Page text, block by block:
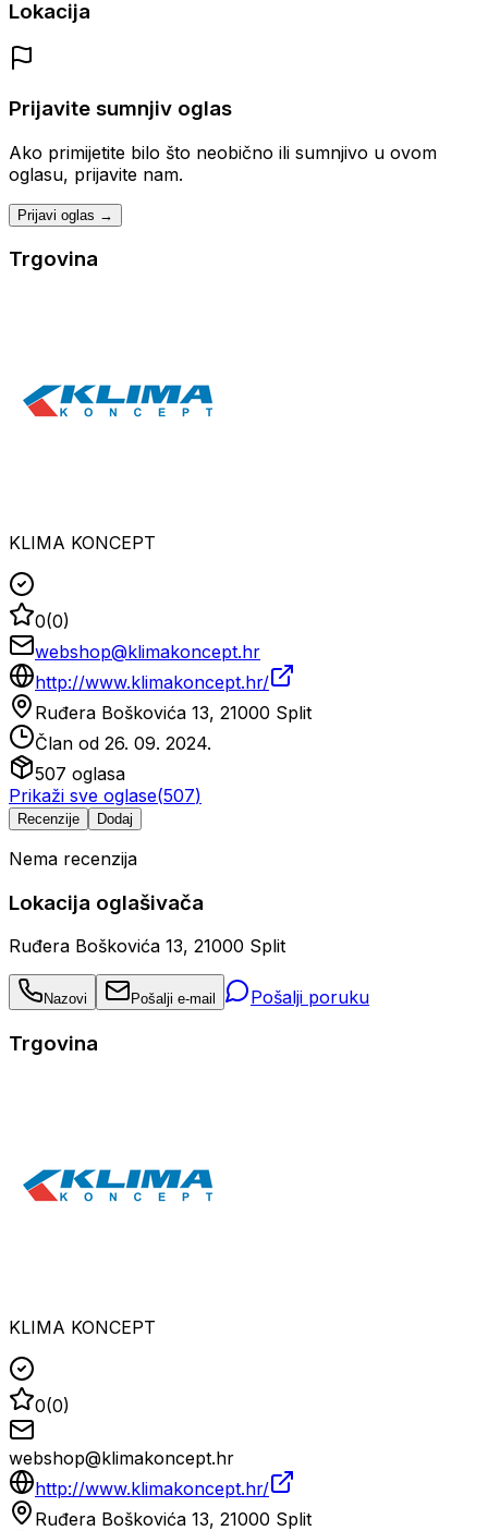
Lokacija
Prijavite sumnjiv oglas
Ako primijetite bilo što neobično ili sumnjivo u ovom
oglasu, prijavite nam.
Prijavi oglas →
Trgovina
KLIMA KONCEPT
0(0)
webshop@klimakoncept.hr
http://www.klimakoncept.hr/
Ruđera Boškovića 13, 21000 Split
Član od 26. 09. 2024.
507 oglasa
Prikaži sve oglase(507)
Recenzije Dodaj
Nema recenzija
Lokacija oglašivača
Ruđera Boškovića 13, 21000 Split
Nazovi Pošalji e-mail Pošalji poruku
Trgovina
KLIMA KONCEPT
0(0)
webshop@klimakoncept.hr
http://www.klimakoncept.hr/
Ruđera Boškovića 13, 21000 Split